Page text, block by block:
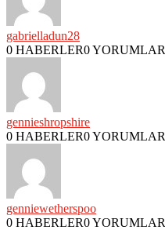
gabrielladun28
0 HABERLER0 YORUMLAR
gennieshropshire
0 HABERLER0 YORUMLAR
genniewetherspoo
0 HABERLER0 YORUMLAR